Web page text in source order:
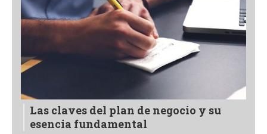
Las claves del plan de negocio y su
esencia fundamental